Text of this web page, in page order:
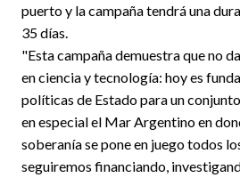
puerto y la campaña tendrá una
35 días.
"Esta campaña demuestra que no
en ciencia y tecnología: hoy es
políticas de Estado para un
en especial el Mar Argentino en
soberanía se pone en juego todos
seguiremos financiando,